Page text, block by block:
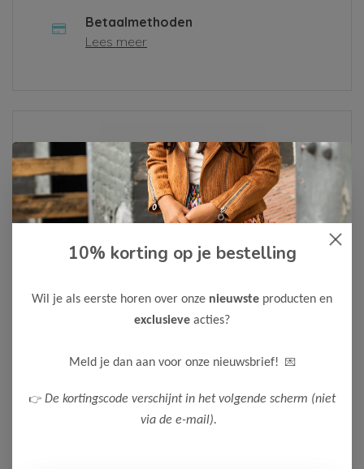
Betaalmethoden
Lees meer
Over ons
Lees meer
Als je een klacht hebt of een vraag, vul dan alsjeblieft het
Whatsapp. We zullen je bericht zo snel mogelijk
Neem contact op
10% korting op je bestelling
Wil je als eerste horen over onze nieuwste producten en
exclusieve acties?
Meld je dan aan voor onze nieuwsbrief! 💌
👉 De kortingscode verschijnt in het volgende scherm (niet
via de e-mail).